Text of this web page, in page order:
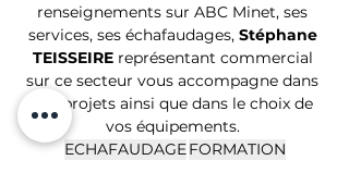
renseignements sur ABC Minet, ses
services, ses échafaudages, Stéphane
TEISSEIRE représentant commercial
sur ce secteur vous accompagne dans
vos projets ainsi que dans le choix de
vos équipements.
ECHAFAUDAGEFORMATION